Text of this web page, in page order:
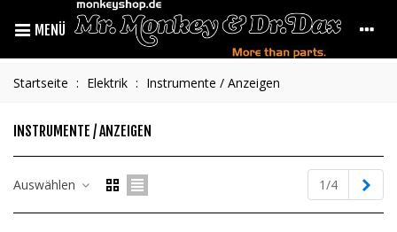
MENÜ
Startseite : Elektrik : Instrumente / Anzeigen
INSTRUMENTE / ANZEIGEN
Auswählen 1/4